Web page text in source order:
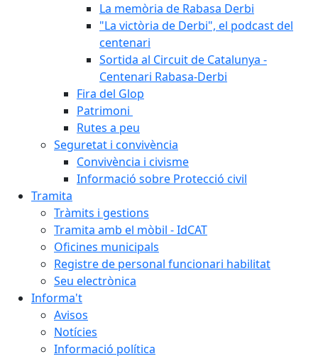
La memòria de Rabasa Derbi
"La victòria de Derbi", el podcast del
centenari
Sortida al Circuit de Catalunya -
Centenari Rabasa-Derbi
Fira del Glop
Patrimoni
Rutes a peu
Seguretat i convivència
Convivència i civisme
Informació sobre Protecció civil
Tramita
Tràmits i gestions
Tramita amb el mòbil - IdCAT
Oficines municipals
Registre de personal funcionari habilitat
Seu electrònica
Informa't
Avisos
Notícies
Informació política